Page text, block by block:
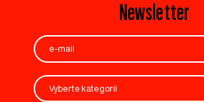
Newsletter
Vyberte kategorii